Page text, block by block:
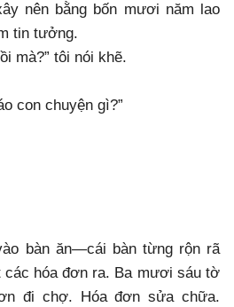
nên bằng bốn mươi năm lao
tin tưởng.
mà?” tôi nói khẽ.
con chuyện gì?”
bàn ăn—cái bàn từng rộn rã
hóa đơn ra. Ba mươi sáu tờ
đi chợ. Hóa đơn sửa chữa.